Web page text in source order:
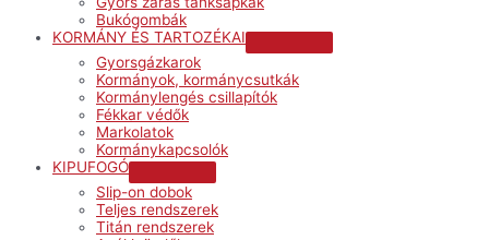
Bukógombák
KORMÁNY ÉS TARTOZÉKAI
Gyorsgázkarok
Kormányok, kormánycsutkák
Kormánylengés csillapítók
Fékkar védők
Markolatok
Kormánykapcsolók
KIPUFOGÓ
Toggle
Slip-on dobok
Teljes rendszerek
Titán rendszerek